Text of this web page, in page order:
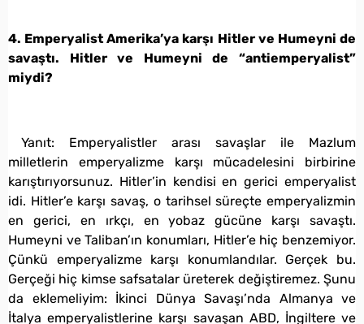
4. Emperyalist Amerika’ya karşı Hitler ve Humeyni de
savaştı. Hitler ve Humeyni de “antiemperyalist”
miydi?
Yanıt: Emperyalistler arası savaşlar ile Mazlum
milletlerin emperyalizme karşı mücadelesini birbirine
karıştırıyorsunuz. Hitler’in kendisi en gerici emperyalist
idi. Hitler’e karşı savaş, o tarihsel süreçte emperyalizmin
en gerici, en ırkçı, en yobaz gücüne karşı savaştı.
Humeyni ve Taliban’ın konumları, Hitler’e hiç benzemiyor.
Çünkü emperyalizme karşı konumlandılar. Gerçek bu.
Gerçeği hiç kimse safsatalar üreterek değiştiremez. Şunu
da eklemeliyim: İkinci Dünya Savaşı’nda Almanya ve
İtalya emperyalistlerine karşı savaşan ABD, İngiltere ve